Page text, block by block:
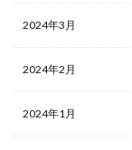
2024年3月
2024年2月
2024年1月